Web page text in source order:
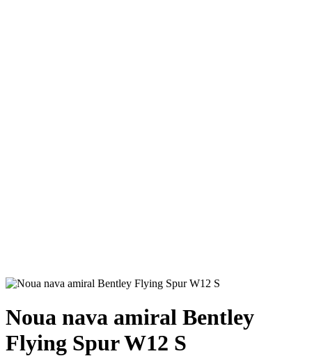
Noua nava amiral Bentley
Flying Spur W12 S